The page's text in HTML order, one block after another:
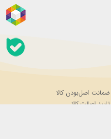
ضمانت اصل‌بودن کالا
تایید اصالت کالا